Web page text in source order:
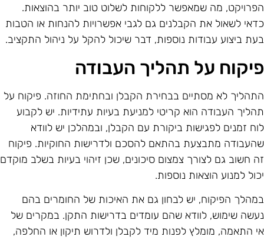
מה שמאפשר ללקוחות לשלוט טוב יותר בהוצאות.
לשאול את הקבלנים גם לגבי אפשרויות להנחות או הטבות
ביצוע עבודות נוספות, דבר שיכול להקל על ניהול התקציב.
על תהליך העבודה
לא מסתיים בבחירת הקבלן ובחתימת החוזה. פיקוח על
העבודה הוא קריטי למניעת בעיות עתידיות. יש לקבוע
זמנים לפגישות ביקורת עם הקבלן, ובמהלכן יש לוודא
מתבצעת בהתאם להסכם ולדרישות החוקיות. פיקוח
חשוב גם לצורך צמצום סיכונים, שכן זיהוי בעיות בשלב מוקדם
למנוע הוצאות נוספות.
הפיקוח, יש לבחון גם את האיכות של החומרים בהם
שימוש, לוודא שהם עומדים בדרישות התקן. במקרים של
התאמה, מומלץ לפנות מיד לקבלן ולדרוש תיקון או החלפה,